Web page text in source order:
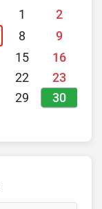
1
2
8
9
15
16
22
23
29 30